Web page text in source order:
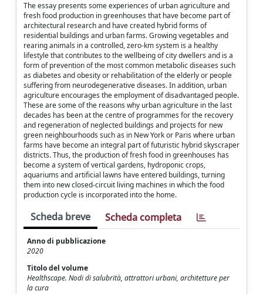
The essay presents some experiences of urban agriculture and
fresh food production in greenhouses that have become part of
architectural research and have created hybrid forms of
residential buildings and urban farms. Growing vegetables and
rearing animals in a controlled, zero-km system is a healthy
lifestyle that contributes to the wellbeing of city dwellers and is a
form of prevention of the most common metabolic diseases such
as diabetes and obesity or rehabilitation of the elderly or people
suffering from neurodegenerative diseases. In addition, urban
agriculture encourages the employment of disadvantaged people.
These are some of the reasons why urban agriculture in the last
decades has been at the centre of programmes for the recovery
and regeneration of neglected buildings and projects for new
green neighbourhoods such as in New York or Paris where urban
farms have become an integral part of futuristic hybrid skyscraper
districts. Thus, the production of fresh food in greenhouses has
become a system of vertical gardens, hydroponic crops,
aquariums and artificial lawns have entered buildings, turning
them into new closed-circuit living machines in which the food
production cycle is incorporated into the home.
Scheda breve Scheda completa
Anno di pubblicazione
2020
Titolo del volume
Healthscape. Nodi di salubrità, attrattori urbani, architetture per
la cura